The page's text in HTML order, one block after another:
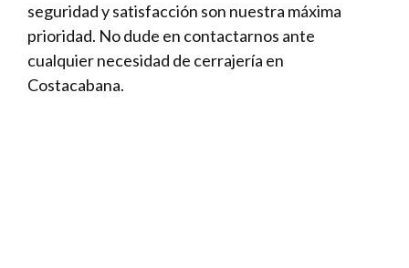
seguridad y satisfacción son nuestra máxima
prioridad. No dude en contactarnos ante
cualquier necesidad de cerrajería en
Costacabana.